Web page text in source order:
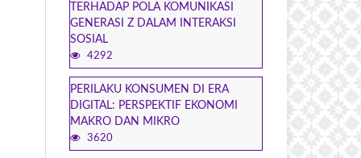
TERHADAP POLA KOMUNIKASI
GENERASI Z DALAM INTERAKSI
SOSIAL
4292
PERILAKU KONSUMEN DI ERA
DIGITAL: PERSPEKTIF EKONOMI
MAKRO DAN MIKRO
3620